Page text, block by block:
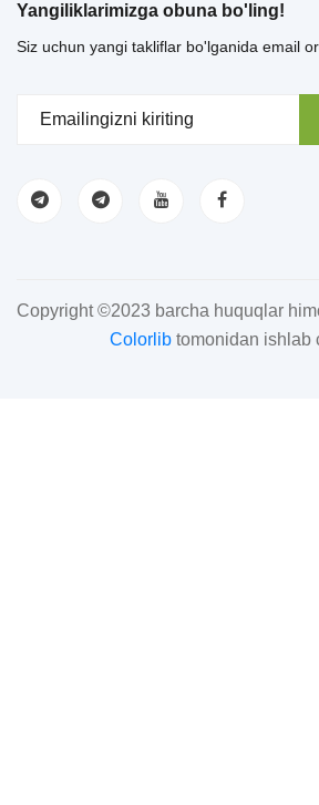
Yangiliklarimizga obuna bo'ling!
Siz uchun yangi takliflar bo'lganida email
Copyright ©2023 barcha huquqlar
Colorlibtomonidan ishlab